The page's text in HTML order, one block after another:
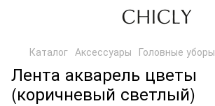
Каталог Аксессуары Головные уборы
Лента акварель цветы
(коричневый светлый)